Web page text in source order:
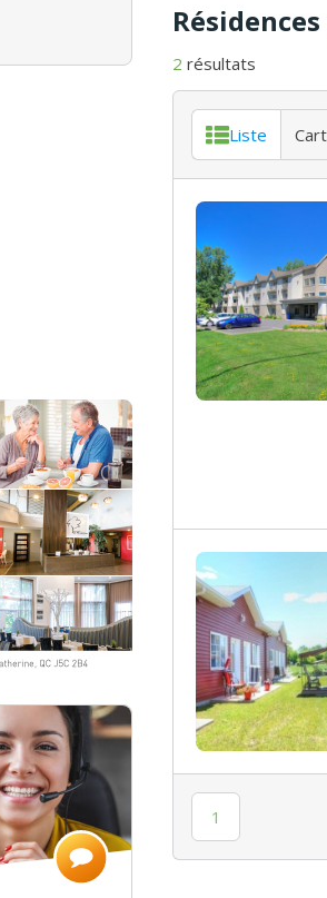
2 résultats
Liste
1